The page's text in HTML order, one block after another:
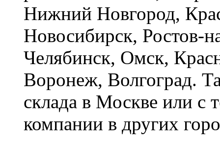
Нижний Новгород,
Новосибирск, Ростов-
Челябинск, Омск,
Воронеж, Волгоград.
склада в Москве или с
компании в других